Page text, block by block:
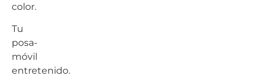
color.
Tu
posa-
móvil
entretenido.